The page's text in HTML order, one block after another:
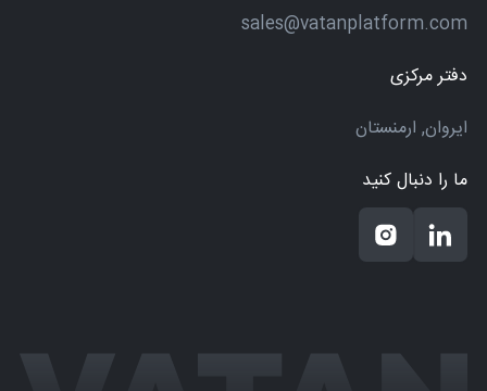
sales@vatanplatform.com
دفتر مرکزی
ایروان, ارمنستان
ما را دنبال کنید